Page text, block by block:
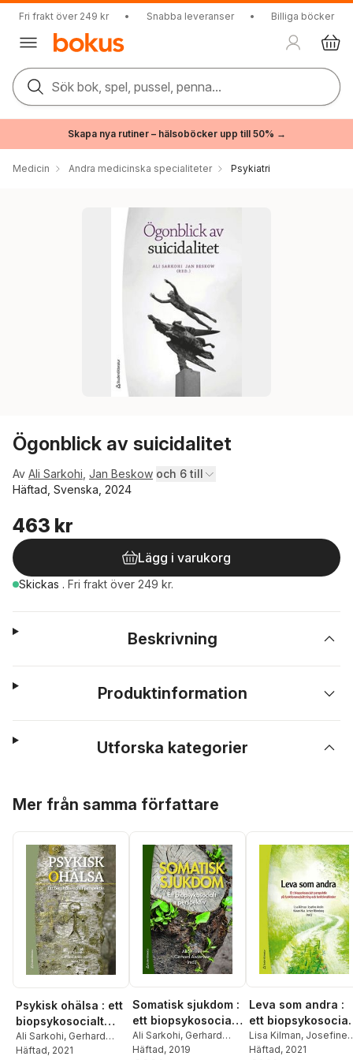
Fri frakt över 249 kr • Snabba leveranser • Billiga böcker
Sök bok, spel, pussel, penna...
Skapa nya rutiner – hälsoböcker upp till 50% →
Medicin Andra medicinska specialiteter Psykiatri
Ögonblick av suicidalitet
Av Ali Sarkohi Jan Beskow och 6 till
Häftad, Svenska, 2024
463 kr
Lägg i varukorg
Skickas . Fri frakt över 249 kr.
Beskrivning
Produktinformation
Utforska kategorier
Mer från samma författare
Psykisk ohälsa : ett
biopsykosocialt
perspektiv
Ali Sarkohi, Gerhard
Andersson,Finn
Häftad, 2021
Somatisk sjukdom :
ett biopsykosocialt
perspektiv
Ali Sarkohi, Gerhard
Andersson,Therese
Häftad, 2019
Leva som andra :
ett
perspektiv på
Lisa Kilman, Josefine
Andin,Håkan Hua
Häftad, 2021